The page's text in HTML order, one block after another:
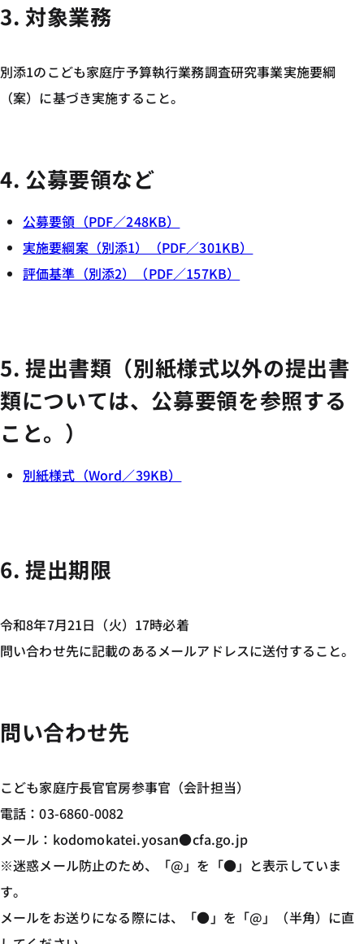
3. 対象業務
別添1のこども家庭庁予算執行業務調査研究事業実施要綱
（案）に基づき実施すること。
4. 公募要領など
公募要領（PDF／248KB）
実施要綱案（別添1）（PDF／301KB）
評価基準（別添2）（PDF／157KB）
5. 提出書類（別紙様式以外の提出書
類については、公募要領を参照する
こと。）
別紙様式（Word／39KB）
6. 提出期限
令和8年7月21日（火）17時必着
問い合わせ先に記載のあるメールアドレスに送付すること。
問い合わせ先
こども家庭庁長官官房参事官（会計担当）
電話：03-6860-0082
メール：kodomokatei.yosan●cfa.go.jp
※迷惑メール防止のため、「@」を「●」と表示していま
す。
メールをお送りになる際には、「●」を「@」（半角）に直